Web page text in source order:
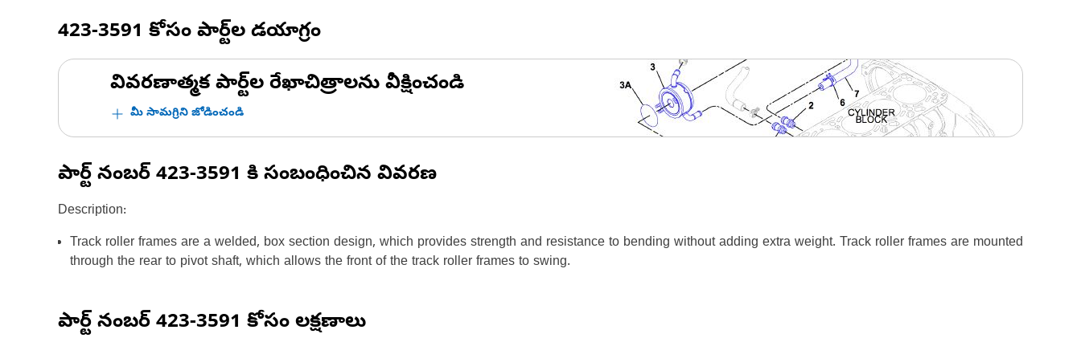
423-3591 కోసం పార్ట్‌ల డయాగ్రం
వివరణాత్మక పార్ట్‌ల రేఖాచిత్రాలను వీక్షించండి
మీ సామగ్రిని జోడించండి
పార్ట్ నంబర్ 423-3591 కి సంబంధించిన వివరణ
Description:
Track roller frames are a welded, box section design, which provides strength and resistance to bending without adding extra weight. Track roller frames are mounted
through the rear to pivot shaft, which allows the front of the track roller frames to swing.
పార్ట్ నంబర్ 423-3591 కోసం లక్షణాలు